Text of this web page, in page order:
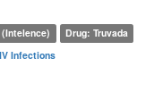
Drug: Truvada
Infections